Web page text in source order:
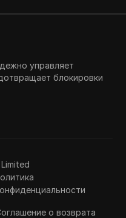
управляет
блокировки
о возврата